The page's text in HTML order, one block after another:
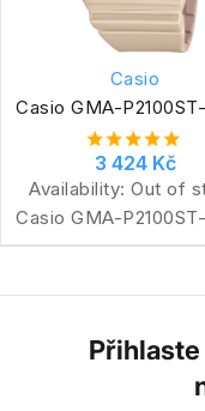
Casio
Casio GMA-
3 424 Kč
Availability: Out of
Casio GMA-